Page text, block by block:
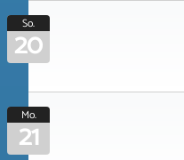
So.
20
Mo.
21